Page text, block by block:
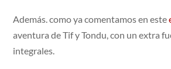
Además. como ya comentamos en este
aventura de Tif y Tondu, con un extra
integrales.